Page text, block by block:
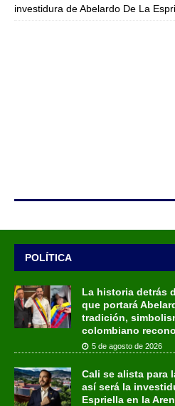
investidura de Abelardo De La
POLÍTICA
La historia detrás
que portará
tradición,
colombiano
5 de agosto de 2026
Cali se alista para
así será la
Espriella en la